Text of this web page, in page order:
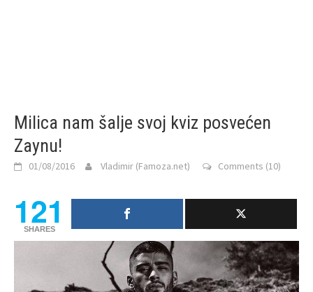
Milica nam šalje svoj kviz posvećen
Zaynu!
01/08/2016 Vladimir (Famoza.net) Comments (10)
121
SHARES